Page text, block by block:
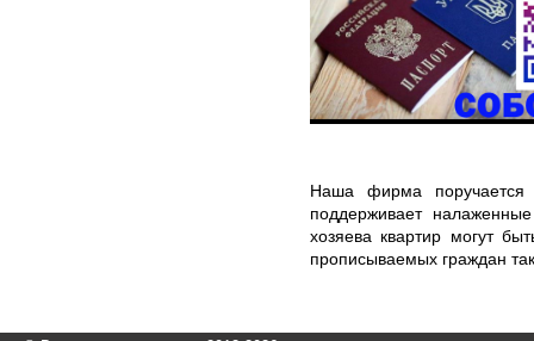
Наша фирма поручается
поддерживает
хозяева квартир могут
прописываемых граждан